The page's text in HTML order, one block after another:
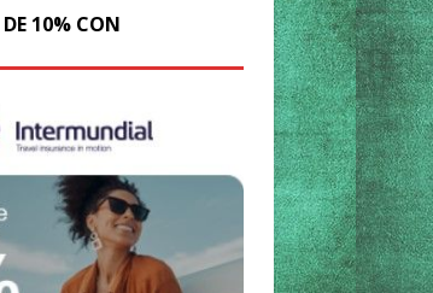
10% CON